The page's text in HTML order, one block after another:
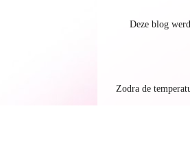
Deze blog
Zodra de